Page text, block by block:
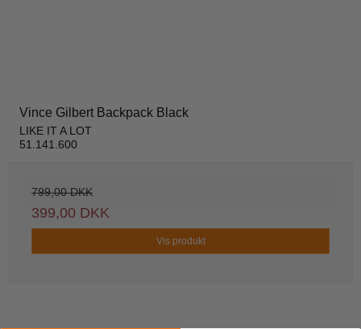
Vince Gilbert Backpack Black
LIKE IT A LOT
51.141.600
799,00 DKK
399,00 DKK
Vis produkt